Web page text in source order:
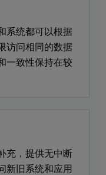
系统都可以根据
访问相同的数据
一致性保持在较
充，提供无中断
新旧系统和应用